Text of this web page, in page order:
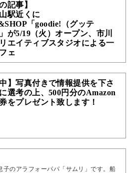
記事】
駅近くに
「goodie!（グッテ
が5/19（火）オープン、市川
エイティブスタジオによる一
ェ
中】写真付きで情報提供を下さ
選考の上、500円分のAmazon
をプレゼント致します！
子のアラフォーパパ「サムリ」です。船